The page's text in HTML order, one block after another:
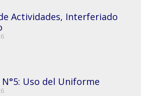
Actividades, Interferiado
Uso del Uniforme